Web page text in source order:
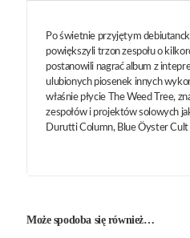
Po świetnie przyjętym
powiększyli trzon zespołu o
postanowili nagrać album z
ulubionych piosenek innych
właśnie płycie The Weed Tree,
zespołów i projektów solowych
Durutti Column, Blue Öyster Cult
Może spodoba się również…